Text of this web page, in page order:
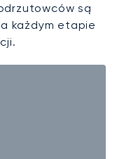
są
każdym etapie